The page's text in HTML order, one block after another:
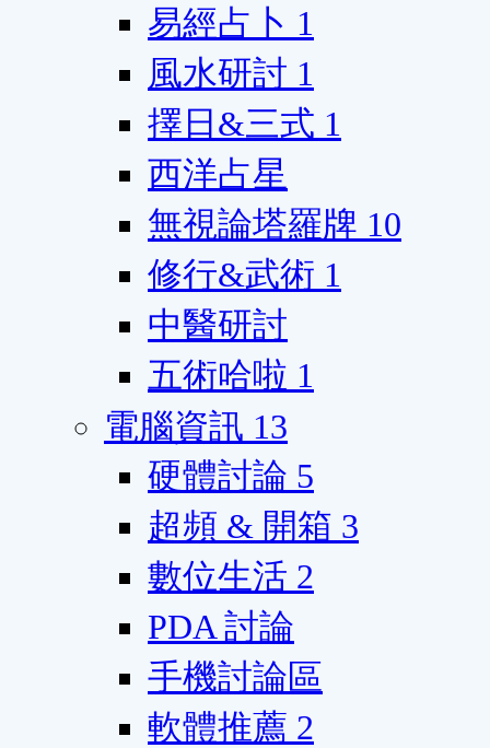
易經占卜 1
風水研討 1
擇日&三式 1
西洋占星
無視論塔羅牌 10
修行&武術 1
中醫研討
五術哈啦 1
電腦資訊 13
硬體討論 5
超頻 & 開箱 3
數位生活 2
PDA 討論
手機討論區
軟體推薦 2